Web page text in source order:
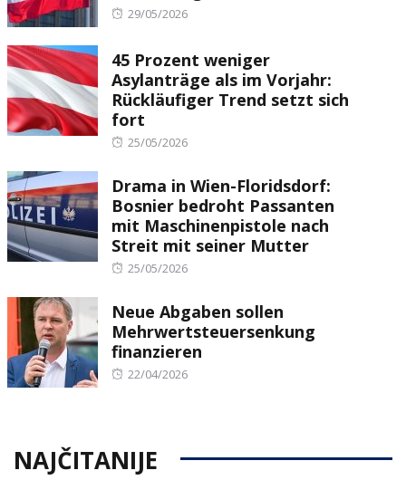
Posted
29/05/2026
45 Prozent weniger
Asylanträge als im Vorjahr:
Rückläufiger Trend setzt sich
fort
Posted
25/05/2026
Drama in Wien-Floridsdorf:
Bosnier bedroht Passanten
mit Maschinenpistole nach
Streit mit seiner Mutter
Posted
25/05/2026
Neue Abgaben sollen
Mehrwertsteuersenkung
finanzieren
Posted
22/04/2026
NAJČITANIJE